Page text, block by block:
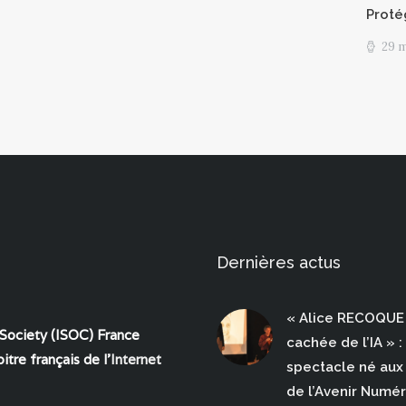
29
(ISOC) France
français de l'Internet
Dernières actus
« Alice
cachée de l’IA » :
spectacle né
de l’Avenir